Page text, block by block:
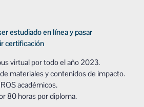
estudiado en línea y pasar
certificación
virtual por todo el año 2023.
materiales y contenidos de impacto.
académicos.
80 horas por diploma.